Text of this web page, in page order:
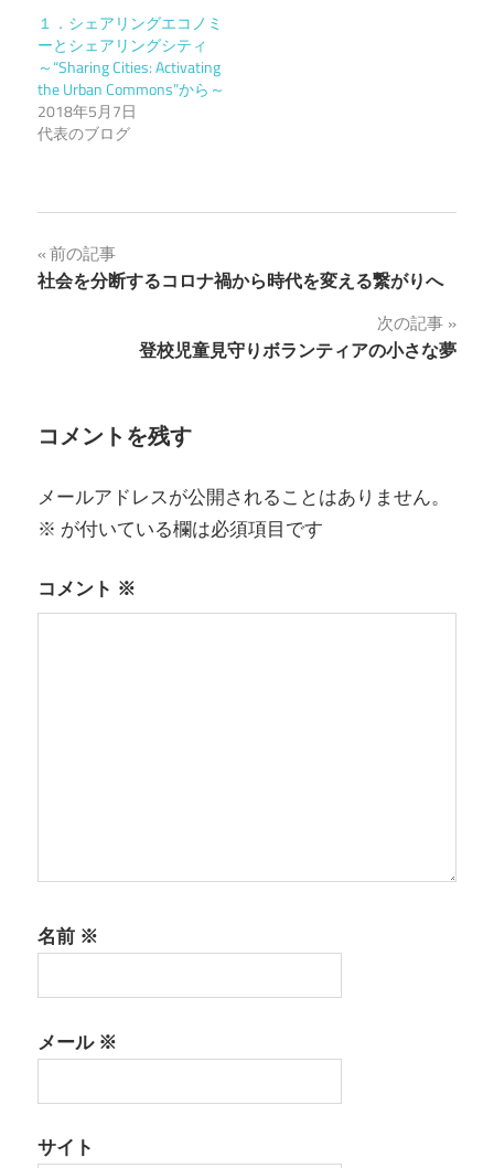
１．シェアリングエコノミ
ーとシェアリングシティ
～“Sharing Cities: Activating
the Urban Commons”から～
2018年5月7日
代表のブログ
投
稿
ゲ
シ
ン
前の記事
社会を分断するコロナ禍から時代を変える繋がりへ
次の記事
登校児童見守りボランティアの小さな夢
コメントを残す
メールアドレスが公開されることはありません。
※ が付いている欄は必須項目です
コメント ※
名前 ※
メール※
サイト